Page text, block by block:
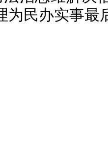
为民办实事最